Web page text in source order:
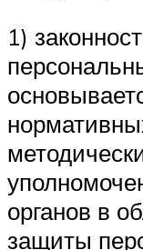
1)
органов в
защиты